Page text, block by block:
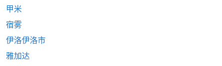
甲米
宿雾
伊洛伊洛市
雅加达